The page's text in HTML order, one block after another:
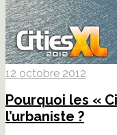
12 octobre 2012
Pourquoi les «
l’urbaniste ?